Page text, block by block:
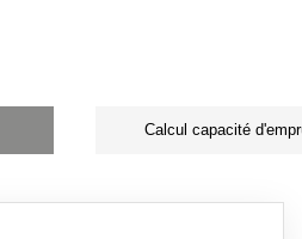
Calcul capacité